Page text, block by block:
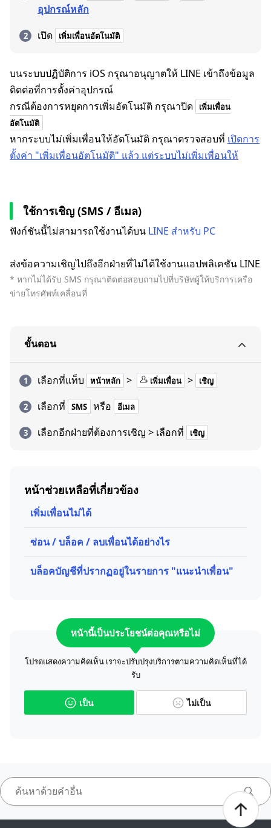
อุปกรณ์หลัก
เปิด
เพิ่มเพื่อนอัตโนมัติ
บนระบบปฏิบัติการ iOS กรุณาอนุญาตให้ LINE เข้าถึงข้อมูล
ติดต่อที่การตั้งค่าอุปกรณ์
กรณีต้องการหยุดการเพิ่มอัตโนมัติ กรุณาปิด
เพิ่มเพื่อน
อัตโนมัติ
หากระบบไม่เพิ่มเพื่อนให้อัตโนมัติ กรุณาตรวจสอบที่ เปิดการ
ตั้งค่า "เพิ่มเพื่อนอัตโนมัติ" แล้ว แต่ระบบไม่เพิ่มเพื่อนให้
ใช้การเชิญ (SMS / อีเมล)
ฟังก์ชันนี้ไม่สามารถใช้งานได้บน LINE สำหรับ PC
ส่งข้อความเชิญไปถึงอีกฝ่ายที่ไม่ได้ใช้งานแอปพลิเคชัน LINE
* หากไม่ได้รับ SMS กรุณาติดต่อสอบถามไปที่บริษัทผู้ให้บริการเครือ
ข่ายโทรศัพท์เคลื่อนที่
ขั้นตอน
เลือกที่แท็บ หน้าหลัก > เพิ่มเพื่อน > เชิญ
เลือกที่ SMS หรือ อีเมล
เลือกอีกฝ่ายที่ต้องการเชิญ > เลือกที่ เชิญ
หน้าช่วยเหลือที่เกี่ยวข้อง
เพิ่มเพื่อนไม่ได้
ซ่อน / บล็อค / ลบเพื่อนได้อย่างไร
บล็อคบัญชีที่ปรากฏอยู่ในรายการ "แนะนำเพื่อน"
หน้านี้เป็นประโยชน์ต่อคุณหรือไม่
โปรดแสดงความคิดเห็น เราจะปรับปรุงบริการตามความคิดเห็นที่ได้
รับ
เป็น ไม่เป็น